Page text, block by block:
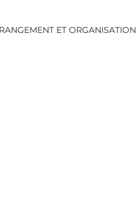
RANGEMENT ET ORGANISATION